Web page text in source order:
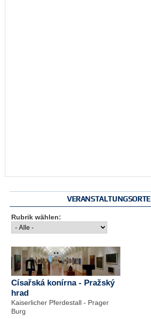
VERANSTALTUNGSORTE
Rubrik wählen:
Císařská konírna - Pražský
hrad
Kaiserlicher Pferdestall - Prager
Burg